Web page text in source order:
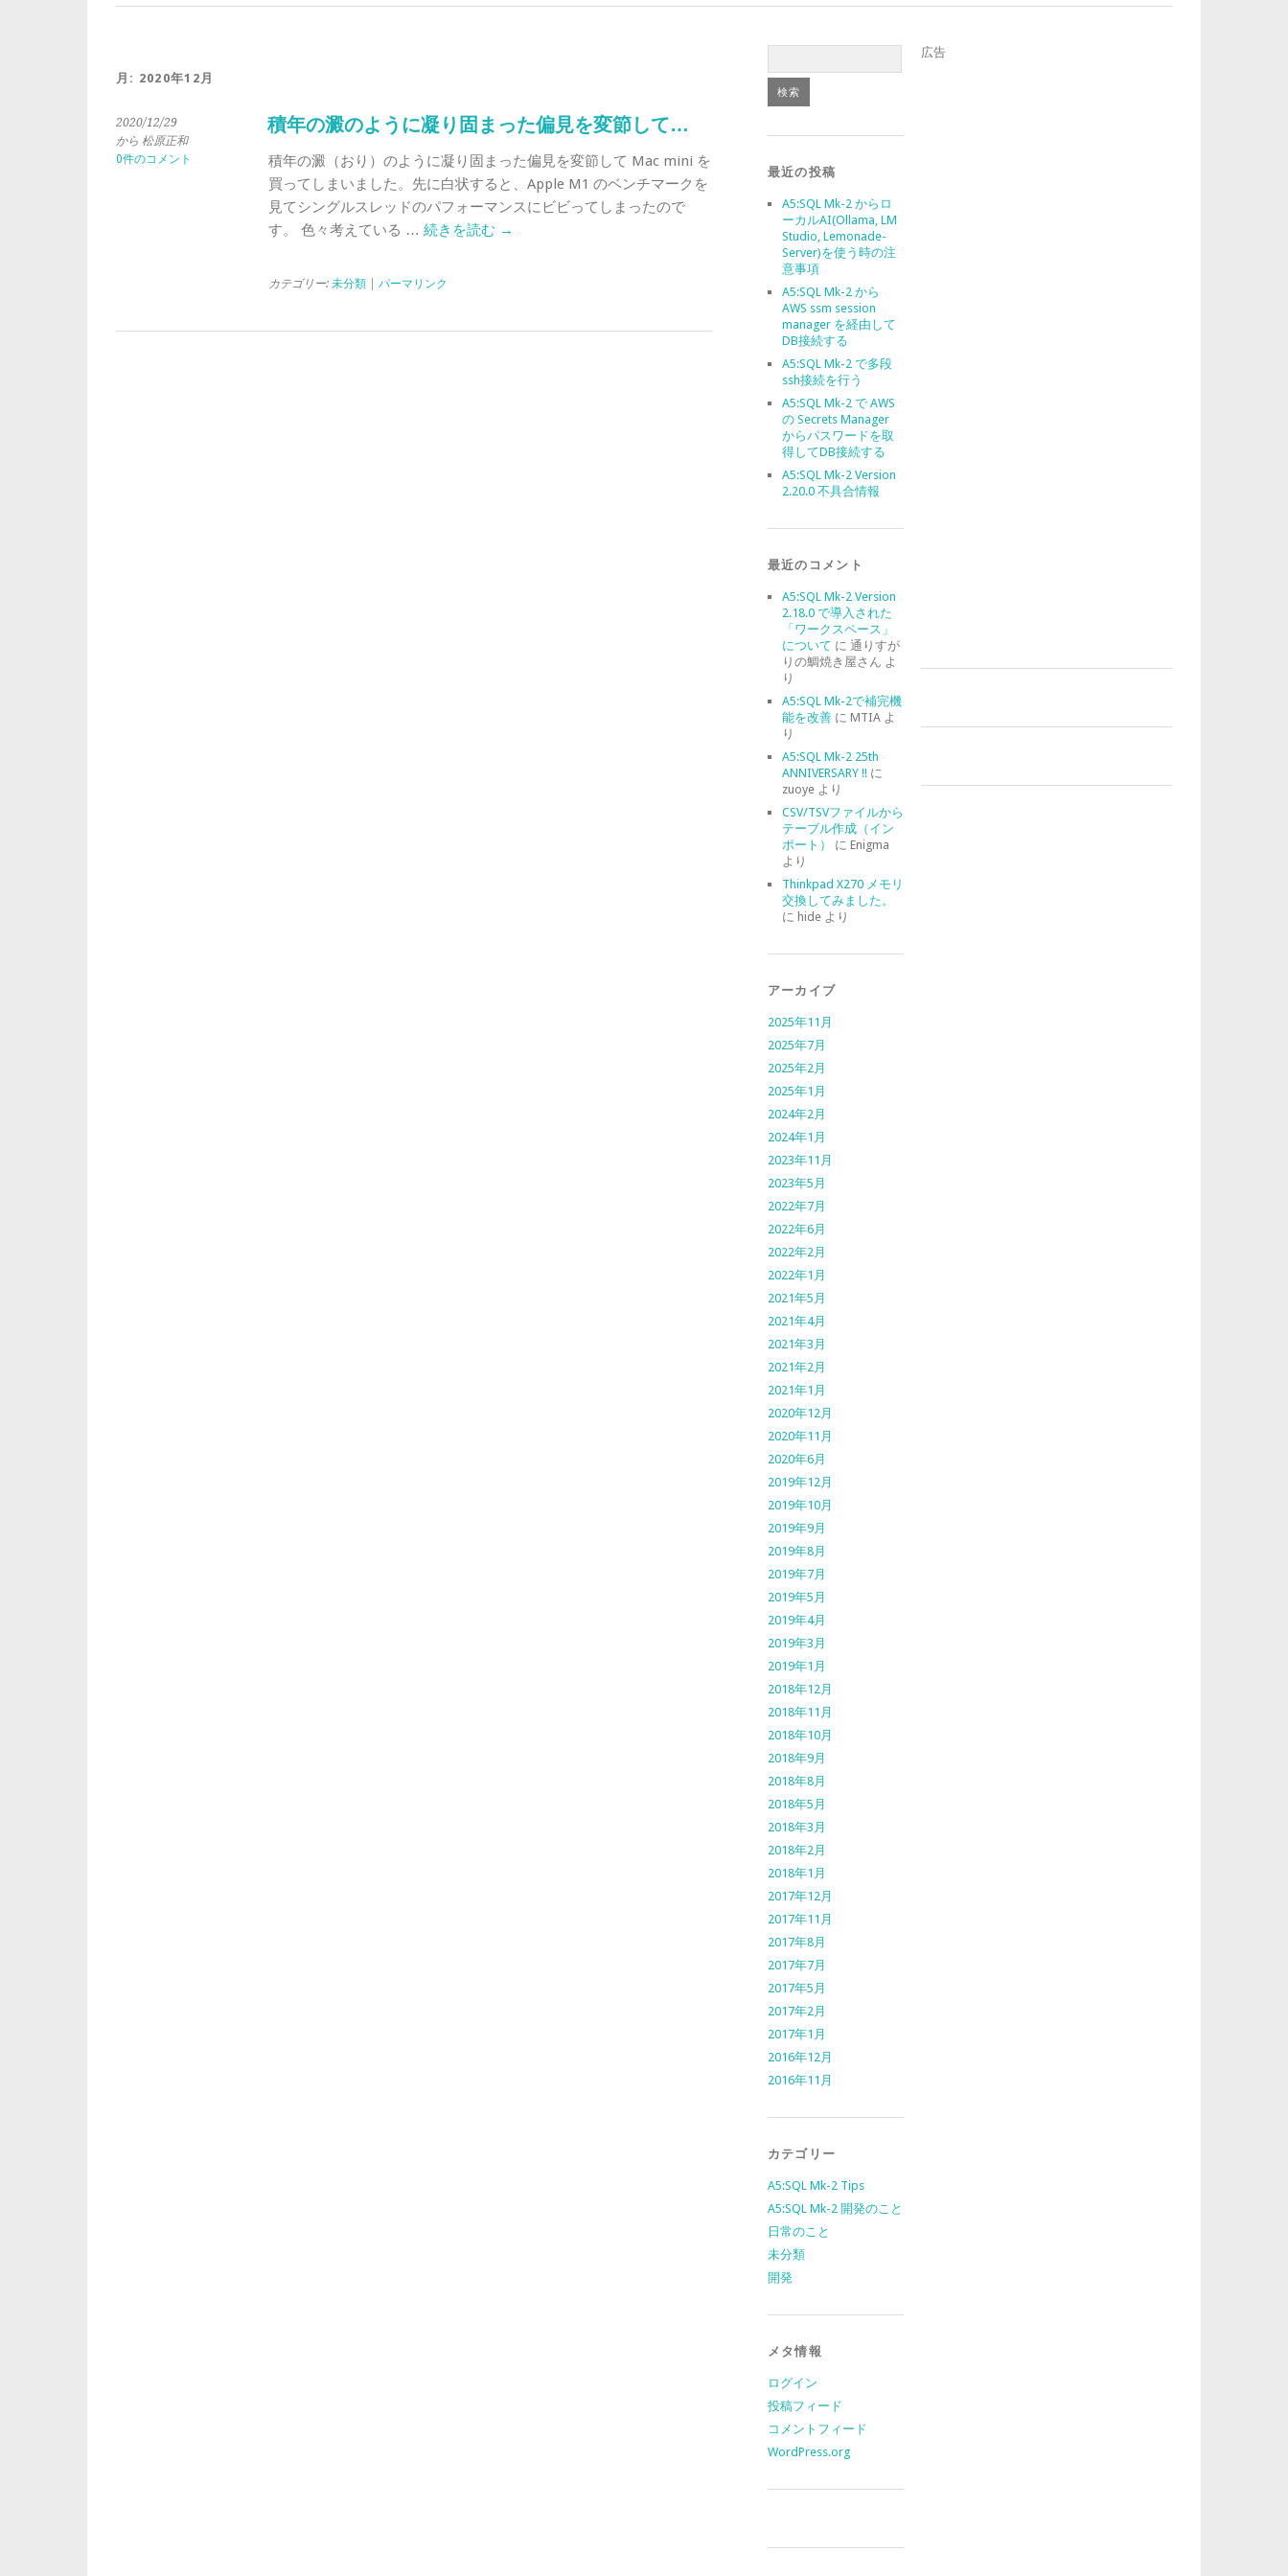
月: 2020年12月
2020/12/29
から 松原正和
0件のコメント
積年の澱のように凝り固まった偏見を変節して…
積年の澱（おり）のように凝り固まった偏見を変節して Mac mini を
買ってしまいました。先に白状すると、Apple M1 のベンチマークを
見てシングルスレッドのパフォーマンスにビビってしまったので
す。 色々考えている … 続きを読む →
カテゴリー: 未分類| パーマリンク
最近の投稿
A5:SQL Mk-2 からロ
ーカルAI(Ollama, LM
Studio, Lemonade-
Server)を使う時の注
意事項
A5:SQL Mk-2 から
AWS ssm session
manager を経由して
DB接続する
A5:SQL Mk-2 で多段
ssh接続を行う
A5:SQL Mk-2 で AWS
の Secrets Manager
からパスワードを取
得してDB接続する
A5:SQL Mk-2 Version
2.20.0 不具合情報
最近のコメント
A5:SQL Mk-2 Version
2.18.0 で導入された
「ワークスペース」
について に 通りすが
りの鯛焼き屋さん よ
り
A5:SQL Mk-2で補完機
能を改善に MTIAよ
り
A5:SQL Mk-2 25th
ANNIVERSARY !!に
zuoyeより
CSV/TSVファイルから
テーブル作成（イン
ポート）
に Enigma
より
Thinkpad X270 メモリ
交換してみました。
に hideより
アーカイブ
2025年11月
2025年7月
2025年2月
2025年1月
2024年2月
2024年1月
2023年11月
2023年5月
2022年7月
2022年6月
2022年2月
2022年1月
2021年5月
2021年4月
2021年3月
2021年2月
2021年1月
2020年12月
2020年11月
2020年6月
2019年12月
2019年10月
2019年9月
2019年8月
2019年7月
2019年5月
2019年4月
2019年3月
2019年1月
2018年12月
2018年11月
2018年10月
2018年9月
2018年8月
2018年5月
2018年3月
2018年2月
2018年1月
2017年12月
2017年11月
2017年8月
2017年7月
2017年5月
2017年2月
2017年1月
2016年12月
2016年11月
カテゴリー
A5:SQL Mk-2 Tips
A5:SQL Mk-2 開発のこと
日常のこと
未分類
開発
メタ情報
ログイン
投稿フィード
コメントフィード
WordPress.org
広告